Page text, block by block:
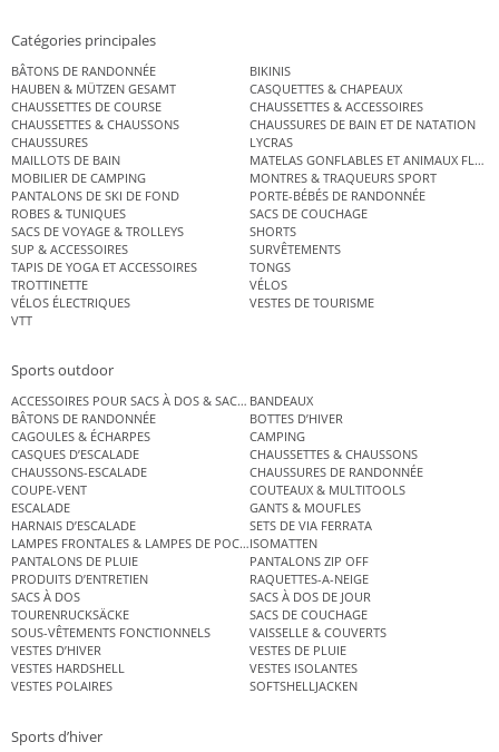
Catégories principales
BÂTONS DE RANDONNÉE
BIKINIS
HAUBEN & MÜTZEN GESAMT
CASQUETTES & CHAPEAUX
CHAUSSETTES DE COURSE
CHAUSSETTES & ACCESSOIRES
CHAUSSETTES & CHAUSSONS
CHAUSSURES DE BAIN ET DE NATATION
CHAUSSURES
LYCRAS
MAILLOTS DE BAIN
MATELAS GONFLABLES ET ANIMAUX
MOBILIER DE CAMPING
MONTRES & TRAQUEURS SPORT
PANTALONS DE SKI DE FOND
PORTE-BÉBÉS DE RANDONNÉE
ROBES & TUNIQUES
SACS DE COUCHAGE
SACS DE VOYAGE & TROLLEYS
SHORTS
SUP & ACCESSOIRES
SURVÊTEMENTS
TAPIS DE YOGA ET ACCESSOIRES
TONGS
TROTTINETTE
VÉLOS
VÉLOS ÉLECTRIQUES
VESTES DE TOURISME
VTT
Sports outdoor
ACCESSOIRES POUR SACS À DOS & SACS ÉTANCHES
BANDEAUX
BÂTONS DE RANDONNÉE
BOTTES D’HIVER
CAGOULES & ÉCHARPES
CAMPING
CASQUES D’ESCALADE
CHAUSSETTES & CHAUSSONS
CHAUSSONS-ESCALADE
CHAUSSURES DE RANDONNÉE
COUPE-VENT
COUTEAUX & MULTITOOLS
ESCALADE
GANTS & MOUFLES
HARNAIS D’ESCALADE
SETS DE VIA FERRATA
LAMPES FRONTALES & LAMPES DE POCHEISOMATTEN
PANTALONS DE PLUIE
PANTALONS ZIP OFF
PRODUITS D’ENTRETIEN
RAQUETTES-A-NEIGE
SACS À DOS
SACS À DOS DE JOUR
TOURENRUCKSÄCKE
SACS DE COUCHAGE
SOUS-VÊTEMENTS FONCTIONNELS
VAISSELLE & COUVERTS
VESTES D’HIVER
VESTES DE PLUIE
VESTES HARDSHELL
VESTES ISOLANTES
VESTES POLAIRES
SOFTSHELLJACKEN
Sports d’hiver